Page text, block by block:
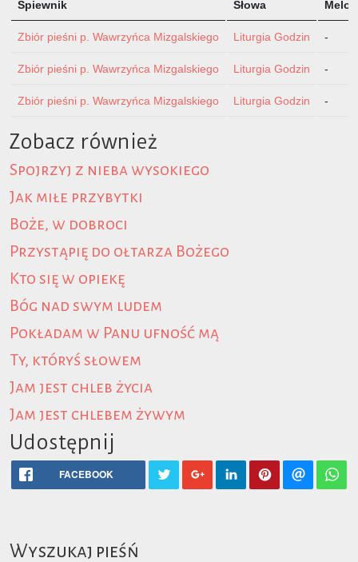
Śpiewnik Słowa
Zbiór pieśni p. Wawrzyńca Mizgalskiego Liturgia Godzin -
Zbiór pieśni p. Wawrzyńca Mizgalskiego Liturgia Godzin -
Zbiór pieśni p. Wawrzyńca Mizgalskiego Liturgia Godzin -
Zobacz również
Spojrzyj z nieba wysokiego
Jak miłe przybytki
Boże, w dobroci
Przystąpię do ołtarza Bożego
Kto się w opiekę
Bóg nad swym ludem
Pokładam w Panu ufność mą
Ty, któryś słowem
Jam jest chleb życia
Jam jest chlebem żywym
Udostępnij
FACEBOOK
Wyszukaj pieśń